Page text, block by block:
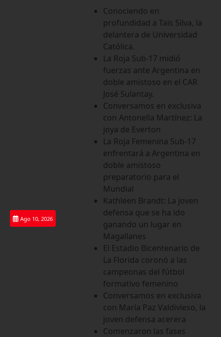
Ago 10, 2026
Conociendo en
profundidad a Tais Silva, la
delantera de Universidad
Católica.
La Roja Sub-17 midió
fuerzas ante Argentina en
doble amistoso en el CAR
José Sulantay.
Conversamos en exclusiva
con Antonella Martínez: La
joya de Everton
La Roja Femenina Sub-17
enfrentará a Argentina en
doble amistoso
preparatorio para el
Mundial
Kathleen Brandt: La joven
defensa que se ha ido
ganando un lugar en
Magallanes
El Estadio Bicentenario de
La Florida coronó a las
campeonas del fútbol
formativo femenino
Conversamos en exclusiva
con María Paz Valdivieso, la
joven defensa acerera
Comenzaron las fases